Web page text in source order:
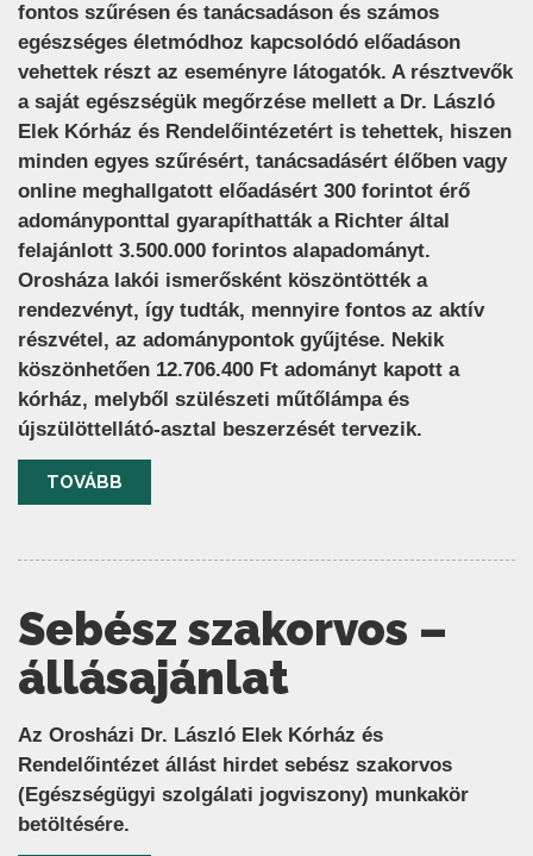
fontos szűrésen és tanácsadáson és számos
egészséges életmódhoz kapcsolódó előadáson
vehettek részt az eseményre látogatók. A résztvevők
a saját egészségük megőrzése mellett a Dr. László
Elek Kórház és Rendelőintézetért is tehettek, hiszen
minden egyes szűrésért, tanácsadásért élőben vagy
online meghallgatott előadásért 300 forintot érő
adományponttal gyarapíthatták a Richter által
felajánlott 3.500.000 forintos alapadományt.
Orosháza lakói ismerősként köszöntötték a
rendezvényt, így tudták, mennyire fontos az aktív
részvétel, az adománypontok gyűjtése. Nekik
köszönhetően 12.706.400 Ft adományt kapott a
kórház, melyből szülészeti műtőlámpa és
újszülöttellátó-asztal beszerzését tervezik.
TOVÁBB
Sebész szakorvos –
állásajánlat
Az Orosházi Dr. László Elek Kórház és
Rendelőintézet állást hirdet sebész szakorvos
(Egészségügyi szolgálati jogviszony) munkakör
betöltésére.